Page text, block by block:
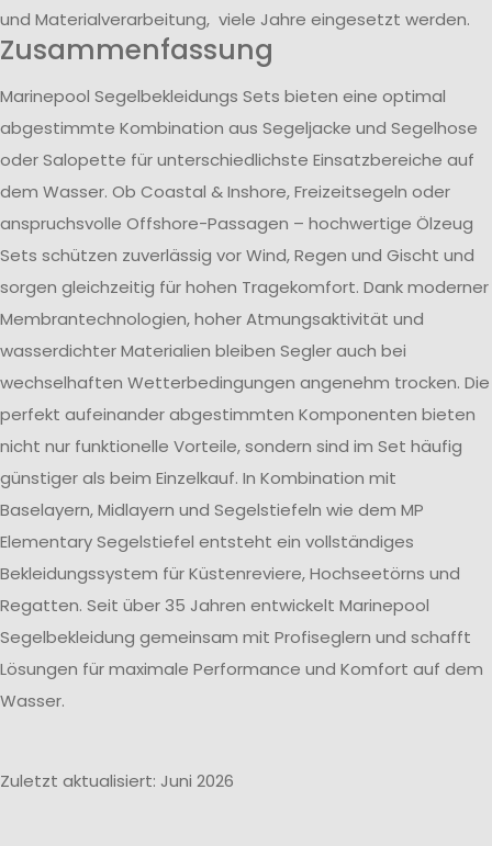
und Materialverarbeitung, viele Jahre eingesetzt werden.
Zusammenfassung
Marinepool Segelbekleidungs Sets bieten eine optimal
abgestimmte Kombination aus Segeljacke und Segelhose
oder Salopette für unterschiedlichste Einsatzbereiche auf
dem Wasser. Ob Coastal & Inshore, Freizeitsegeln oder
anspruchsvolle Offshore-Passagen – hochwertige Ölzeug
Sets schützen zuverlässig vor Wind, Regen und Gischt und
sorgen gleichzeitig für hohen Tragekomfort. Dank moderner
Membrantechnologien, hoher Atmungsaktivität und
wasserdichter Materialien bleiben Segler auch bei
wechselhaften Wetterbedingungen angenehm trocken. Die
perfekt aufeinander abgestimmten Komponenten bieten
nicht nur funktionelle Vorteile, sondern sind im Set häufig
günstiger als beim Einzelkauf. In Kombination mit
Baselayern, Midlayern und Segelstiefeln wie dem MP
Elementary Segelstiefel entsteht ein vollständiges
Bekleidungssystem für Küstenreviere, Hochseetörns und
Regatten. Seit über 35 Jahren entwickelt Marinepool
Segelbekleidung gemeinsam mit Profiseglern und schafft
Lösungen für maximale Performance und Komfort auf dem
Wasser.
Zuletzt aktualisiert: Juni 2026